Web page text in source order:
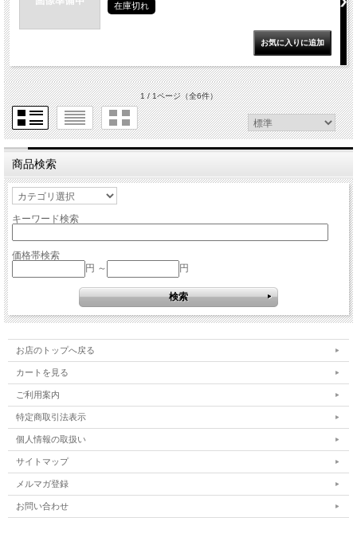
在庫切れ
1 / 1ページ（全6件）
商品検索
キーワード検索
価格帯検索
円 ～
円
お店のトップへ戻る
カートを見る
ご利用案内
特定商取引法表示
個人情報の取扱い
サイトマップ
メルマガ登録
お問い合わせ